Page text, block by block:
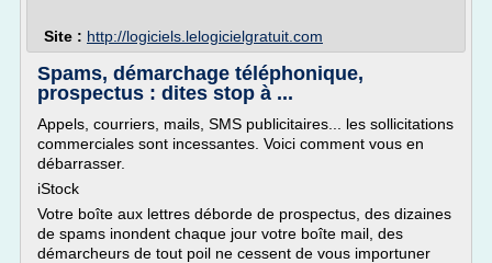
Site : http://logiciels.lelogicielgratuit.com
Spams, démarchage téléphonique,
prospectus : dites stop à ...
Appels, courriers, mails, SMS publicitaires... les sollicitations
commerciales sont incessantes. Voici comment vous en
débarrasser.
iStock
Votre boîte aux lettres déborde de prospectus, des dizaines
de spams inondent chaque jour votre boîte mail, des
démarcheurs de tout poil ne cessent de vous importuner